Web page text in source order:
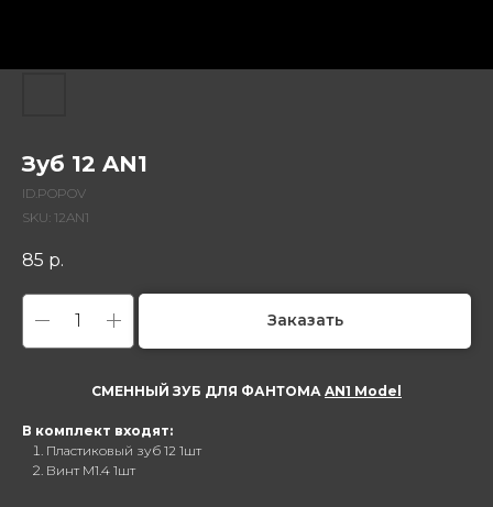
Зуб 12 AN1
ID.POPOV
SKU: 12AN1
85 р.
Заказать
СМЕННЫЙ ЗУБ ДЛЯ ФАНТОМА AN1 Model
В комплект входят:
Пластиковый зуб 12 1шт
Винт M1.4 1шт